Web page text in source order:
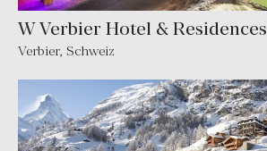
W Verbier Hotel & Residences
Verbier, Schweiz